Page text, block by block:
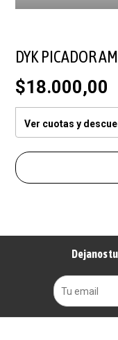
DYK PICADOR
$18.000,00
Ver cuotas y
Dejanos